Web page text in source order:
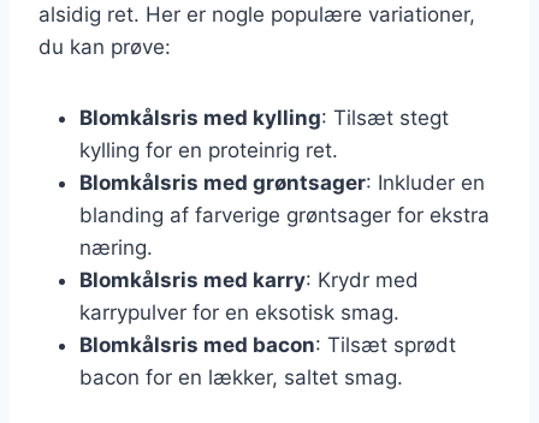
alsidig ret. Her er nogle populære variationer,
du kan prøve:
Blomkålsris med kylling: Tilsæt stegt
kylling for en proteinrig ret.
Blomkålsris med grøntsager: Inkluder en
blanding af farverige grøntsager for ekstra
næring.
Blomkålsris med karry: Krydr med
karrypulver for en eksotisk smag.
Blomkålsris med bacon: Tilsæt sprødt
bacon for en lækker, saltet smag.